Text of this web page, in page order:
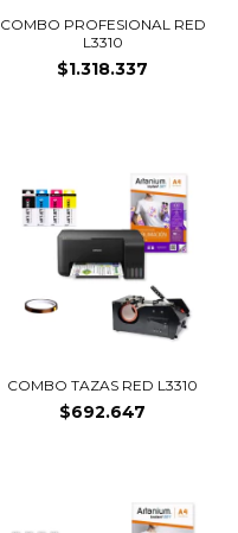
COMBO PROFESIONAL RED
L3310
$1.318.337
COMBO TAZAS RED L3310
$692.647